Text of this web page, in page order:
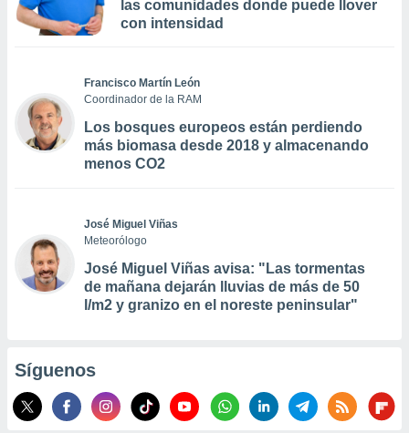
las comunidades donde puede llover
con intensidad
Francisco Martín León
Coordinador de la RAM
Los bosques europeos están perdiendo
más biomasa desde 2018 y almacenando
menos CO2
José Miguel Viñas
Meteorólogo
José Miguel Viñas avisa: "Las tormentas
de mañana dejarán lluvias de más de 50
l/m2 y granizo en el noreste peninsular"
Síguenos